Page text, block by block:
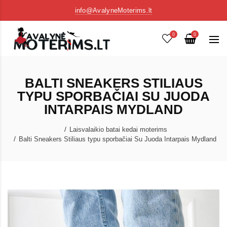
info@AvalyneMoterims.lt
0 0
BALTI SNEAKERS STILIAUS
TYPU SPORBAČIAI SU JUODA
INTARPAIS MYDLAND
Laisvalaikio batai kedai moterims
Balti Sneakers Stiliaus typu sporbačiai Su Juoda Intarpais Mydland